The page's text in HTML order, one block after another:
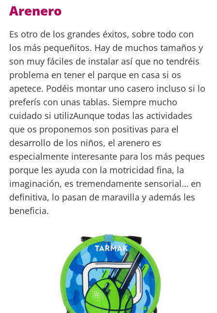
Arenero
Es otro de los grandes éxitos, sobre todo con
los más pequeñitos. Hay de muchos tamaños y
son muy fáciles de instalar así que no tendréis
problema en tener el parque en casa si os
apetece. Podéis montar uno casero incluso si lo
preferís con unas tablas. Siempre mucho
cuidado si utilizAunque todas las actividades
que os proponemos son positivas para el
desarrollo de los niños, el arenero es
especialmente interesante para los más peques
porque les ayuda con la motricidad fina, la
imaginación, es tremendamente sensorial… en
definitiva, lo pasan de maravilla y además les
beneficia.